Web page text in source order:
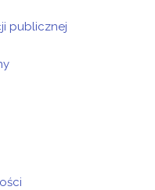
publicznej